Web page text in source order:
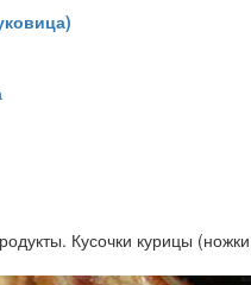
Кусочки курицы